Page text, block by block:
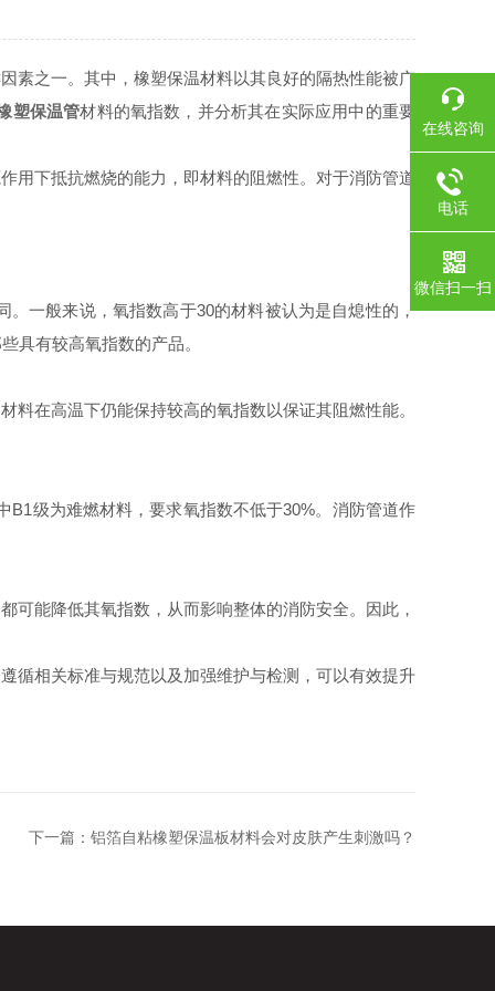
之一。其中，橡塑保温材料以其良好的隔热性能被广
塑保温管材料的氧指数，并分析其在实际应用中的重要
下抵抗燃烧的能力，即材料的阻燃性。对于消防管道
一般来说，氧指数高于30的材料被认为是自熄性的，
具有较高氧指数的产品。
在高温下仍能保持较高的氧指数以保证其阻燃性能。
级为难燃材料，要求氧指数不低于30%。消防管道作
能降低其氧指数，从而影响整体的消防安全。因此，
相关标准与规范以及加强维护与检测，可以有效提升
下一篇： 铝箔自粘橡塑保温板材料会对皮肤产生刺激吗？
在线咨询
电话
微信扫一扫